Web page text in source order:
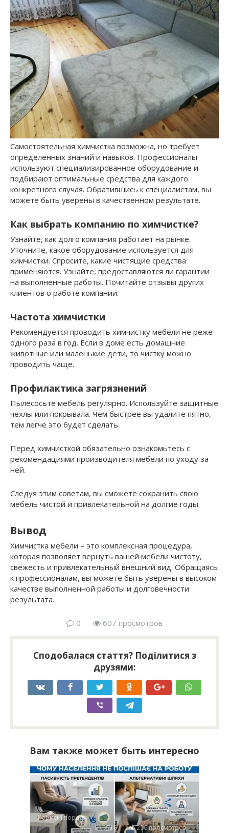
Самостоятельная химчистка возможна, но требует
определенных знаний и навыков. Профессионалы
используют специализированное оборудование и
подбирают оптимальные средства для каждого
конкретного случая. Обратившись к специалистам, вы
можете быть уверены в качественном результате.
Как выбрать компанию по химчистке?
Узнайте, как долго компания работает на рынке.
Уточните, какое оборудование используется для
химчистки. Спросите, какие чистящие средства
применяются. Узнайте, предоставляются ли гарантии
на выполненные работы. Почитайте отзывы других
клиентов о работе компании.
Частота химчистки
Рекомендуется проводить химчистку мебели не реже
одного раза в год. Если в доме есть домашние
животные или маленькие дети, то чистку можно
проводить чаще.
Профилактика загрязнений
Пылесосьте мебель регулярно. Используйте защитные
чехлы или покрывала. Чем быстрее вы удалите пятно,
тем легче это будет сделать.
Перед химчисткой обязательно ознакомьтесь с
рекомендациями производителя мебели по уходу за
ней.
Следуя этим советам, вы сможете сохранить свою
мебель чистой и привлекательной на долгие годы.
Вывод
Химчистка мебели – это комплексная процедура,
которая позволяет вернуть вашей мебели чистоту,
свежесть и привлекательный внешний вид. Обращаясь
к профессионалам, вы можете быть уверены в высоком
качестве выполненной работы и долговечности
результата.
0 607 просмотров
Сподобалася стаття? Поділитися з
друзями:
Вам также может быть интересно
Корисні поради
0
296 просмотров